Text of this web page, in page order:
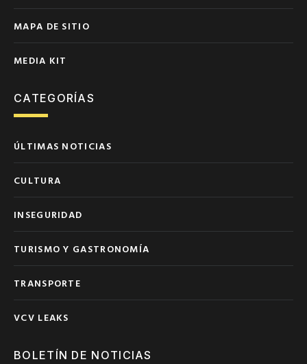
MAPA DE SITIO
MEDIA KIT
CATEGORÍAS
ÚLTIMAS NOTICIAS
CULTURA
INSEGURIDAD
TURISMO Y GASTRONOMÍA
TRANSPORTE
VCV LEAKS
BOLETÍN DE NOTICIAS